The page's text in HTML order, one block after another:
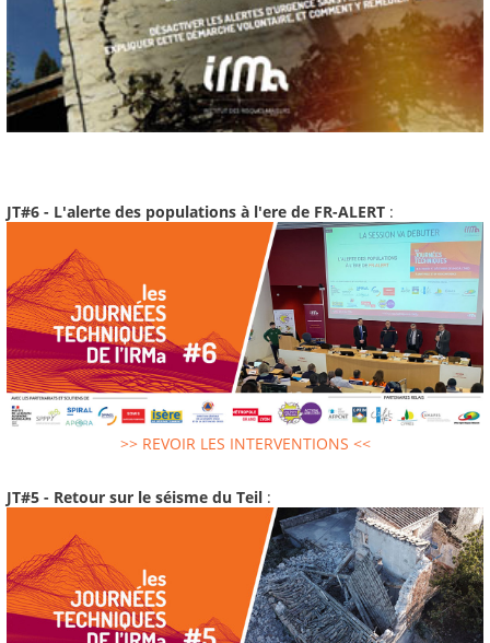
JT#6 - L'alerte des populations à l'ere de FR-ALERT :
>> REVOIR LES INTERVENTIONS <<
JT#5 - Retour sur le séisme du Teil :